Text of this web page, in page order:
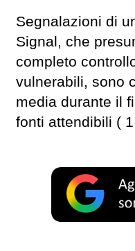
Segnalazioni di
Signal, che
completo
vulnerabili, sono
media durante il
fonti attendibili (